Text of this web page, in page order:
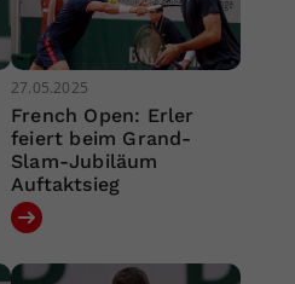
27.05.2025
French Open: Erler
feiert beim Grand-
Slam-Jubiläum
Auftaktsieg